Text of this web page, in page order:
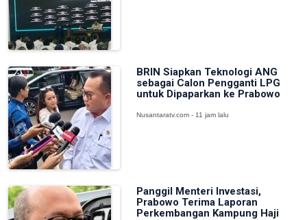
BRIN Siapkan Teknologi ANG
sebagai Calon Pengganti LPG
untuk Dipaparkan ke Prabowo
Nusantaratv.com - 11 jam lalu
Panggil Menteri Investasi,
Prabowo Terima Laporan
Perkembangan Kampung Haji